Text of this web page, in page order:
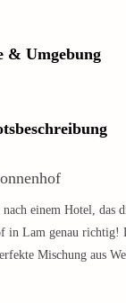
& Umgebung
nach einem Hotel, das
in Lam genau
Mischung aus